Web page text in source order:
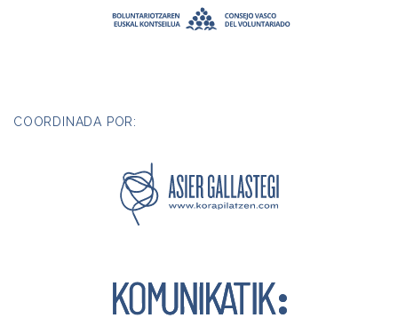
COORDINADA POR: